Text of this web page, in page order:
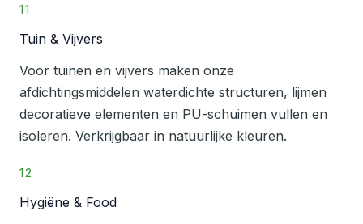
11
Tuin & Vijvers
Voor tuinen en vijvers maken onze
afdichtingsmiddelen waterdichte structuren, lijmen
decoratieve elementen en PU-schuimen vullen en
isoleren. Verkrijgbaar in natuurlijke kleuren.
12
Hygiëne & Food